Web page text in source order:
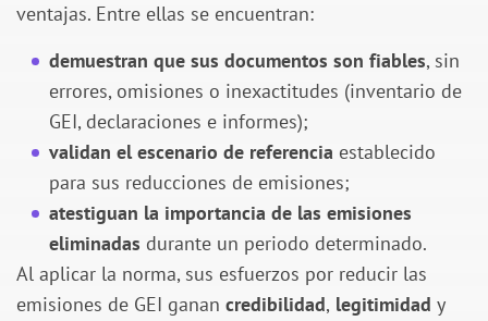
ventajas. Entre ellas se encuentran:
demuestran que sus documentos son fiables, sin
errores, omisiones o inexactitudes (inventario de
GEI, declaraciones e informes);
validan el escenario de referencia establecido
para sus reducciones de emisiones;
atestiguan la importancia de las emisiones
eliminadas durante un periodo determinado.
Al aplicar la norma, sus esfuerzos por reducir las
emisiones de GEI ganan credibilidad, legitimidad y